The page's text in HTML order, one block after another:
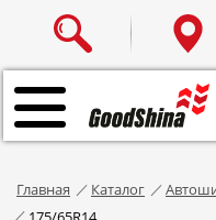
Главная Каталог